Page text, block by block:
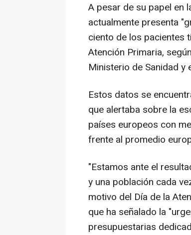
A pesar de su papel en
actualmente presenta
ciento de los pacientes
Atención Primaria,
Ministerio de Sanidad y
Estos datos se
que alertaba sobre la
países europeos con
frente al promedio
"Estamos ante el
y una población cada
motivo del Día de la
que ha señalado la
presupuestarias